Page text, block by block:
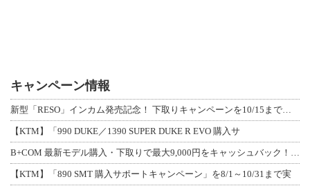
キャンペーン情報
新型「RESO」インカム発売記念！ 下取りキャンペーンを10/15まで延長して開
【KTM】「990 DUKE／1390 SUPER DUKE R EVO 購入サ
B+COM 最新モデル購入・下取りで最大9,000円をキャッシュバック！「B+F
【KTM】「890 SMT 購入サポートキャンペーン」を8/1～10/31まで実